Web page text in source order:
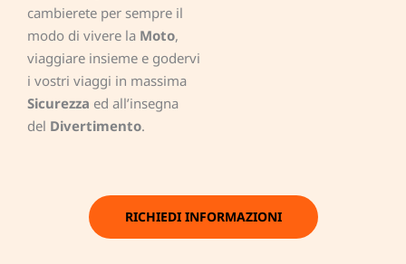
cambierete per sempre il
modo di vivere la Moto,
viaggiare insieme e godervi
i vostri viaggi in massima
Sicurezza ed all’insegna
del Divertimento.
RICHIEDI INFORMAZIONI